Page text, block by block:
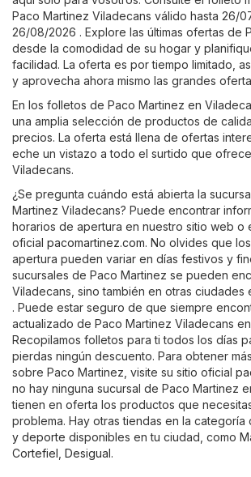
Paco Martinez Viladecans válido hasta 26/
26/08/2026 . Explore las últimas ofertas de
desde la comodidad de su hogar y
facilidad. La oferta es por tiempo limitado,
y aprovecha ahora mismo las grandes
En los folletos de Paco Martinez en
una amplia selección de productos de
precios. La oferta está llena de ofertas
eche un vistazo a todo el surtido que
Viladecans.
¿Se pregunta cuándo está abierta la
Martinez Viladecans? Puede encontrar
horarios de apertura en nuestro sitio web o
oficial pacomartinez.com. No olvides que
apertura pueden variar en días festivos y
sucursales de Paco Martinez se pueden
Viladecans, sino también en otras ciudades
. Puede estar seguro de que siempre
actualizado de Paco Martinez Viladecans
Recopilamos folletos para ti todos los días
pierdas ningún descuento. Para obtener
sobre Paco Martinez, visite su sitio oficial
no hay ninguna sucursal de Paco Martinez
tienen en oferta los productos que
problema. Hay otras tiendas en la categoría
y deporte disponibles en tu ciudad, como
Cortefiel Desigual.